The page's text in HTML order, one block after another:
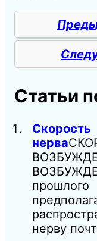
Статьи
нерва
нерву